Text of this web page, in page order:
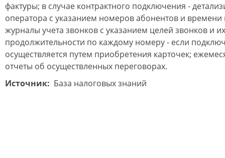
фактуры; в случае контрактного подключения -
оператора с указанием номеров абонентов и времени
журналы учета звонков с указанием целей звонков и их
продолжительности по каждому номеру - если
осуществляется путем приобретения карточек;
отчеты об осуществленных переговорах.
Источник: База налоговых знаний